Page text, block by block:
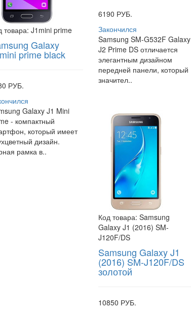
товара: J1mini prime
Galaxy
prime black
РУБ.
Galaxy J1 Mini
- компактный
который имеет
дизайн.
рамка в..
6190 РУБ.
Закончился
Samsung SM-G532F Galaxy
J2 Prime DS отличается
элегантным дизайном
передней панели, который
значител..
Код товара: Samsung
Galaxy J1 (2016) SM-
J120F/DS
Samsung Galaxy J1
(2016) SM-J120F/DS
золотой
10850 РУБ.